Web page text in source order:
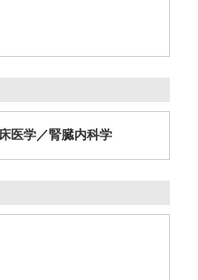
医学／腎臓内科学